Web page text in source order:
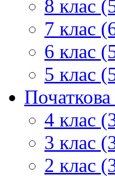
8 клас
7 клас
6 клас
5 клас
4 клас
3 клас
2 клас